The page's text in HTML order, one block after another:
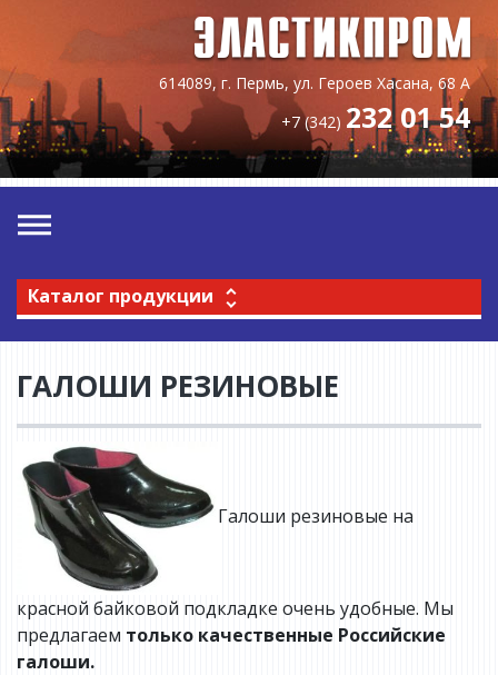
614089, г. Пермь, ул. Героев Хасана, 68 А
+7 (342) 232 01 54
Каталог продукции
ГАЛОШИ РЕЗИНОВЫЕ
Галоши резиновые на
красной байковой подкладке очень удобные. Мы
предлагаем только качественные Российские
галоши.